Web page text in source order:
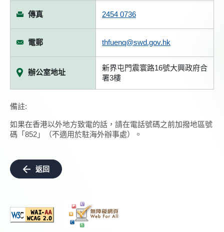
傳真 2454 0736
電郵 thfuenq@swd.gov.hk
辦公室地址
新界屯門震寰路16號大興政府合
署3樓
備註:
如果在香港以外地方致電的話，請在電話號碼之前加撥地區號
碼「852」（不適用於駐海外辦事處）。
返回